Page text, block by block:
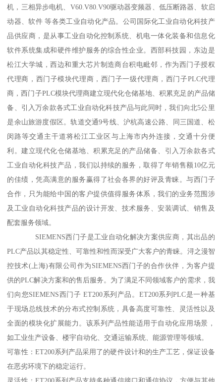
机，三相异步电机、V60.V80.V90驱动器变频器、低压断路器、软启
动器、软件 等各类工业自动化产品。公司国际化工业自动化科技产
品供应商，是从事工业自动化控制系统、机电一体化装备和信息化
软件系统集成和硬件维护服务的综合性企业。西部科技园，东边是
松江大学城，西边和重大芯片制造商台积电毗邻，作为西门子授权
代理商，西门子模块代理商，西门子一级代理商，西门子PLC代理
商，西门子PLC模块代理商建立现代化仓储基地、积累充足的产品储
备、引入万余款各式工业自动化科技产品与此同时，我们向北5公里
是余山旅游度假区。轨道交通9号线、沪杭高速公路、同三国道、松
闵路等交通主干道将松江工业区与上海市内外连接，交通十分便
利。建立现代化仓储基地、积累充足的产品储备、引入万余款各式
工业自动化科技产品，我们以持续的服务，取得了年销售额10亿元
的佳绩，凭高满意的服务赢得了社会各界的好评及青睐。与西门子
合作，只为能给中国的客户提供值得服务体系，我们的业务范围涉
及工业自动化科技产品的设计开发、技术服务、安装调试、销售及
配套服务领域。
SIEMENS西门子是工业自动化解决方案供应商，其出品的
PLC产品以其稳定性、可靠性和性而深受广大客户的青睐。浔之漫智
控技术(上海)有限公司作为SIEMENS西门子的合作伙伴，为客户提
供的PLC解决方案和的售后服务。为了满足不同领域客户的需求，我
们向您SIEMENS西门子 ET200系列产品。ET200系列PLC是一种基
于现场总线技术的分布式控制系统，具备高度可靠性、灵活性以及
全面的模块化扩展能力。该系列产品性能适用于自动化应用场景，
如工业生产设备、楼宇自动化、交通运输系统、能源管理等领域。
可靠性：ET200系列产品采用了的硬件设计和的生产工艺，保证设备
在恶劣环境下的稳定运行。